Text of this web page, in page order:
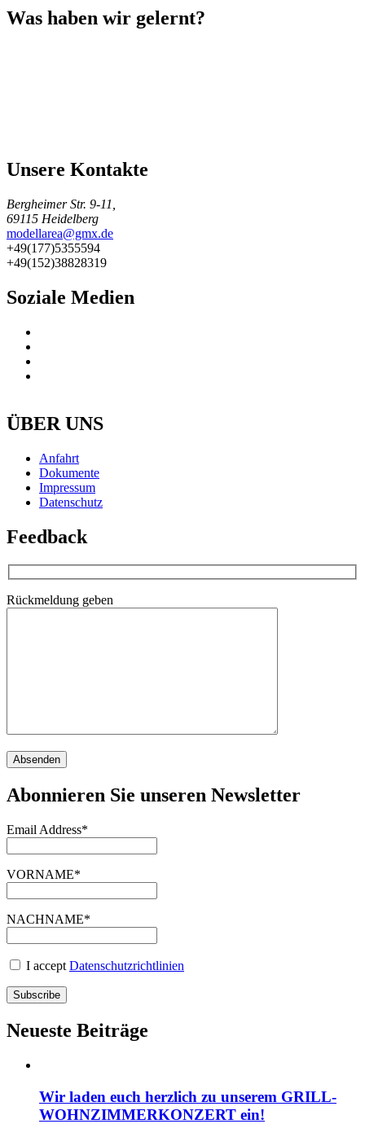
Was haben wir gelernt?
Unsere Kontakte
Bergheimer Str. 9-11,
69115 Heidelberg
modellarea@gmx.de
+49(177)5355594
+49(152)38828319
Soziale Medien
ÜBER UNS
Anfahrt
Dokumente
Impressum
Datenschutz
Feedback
Rückmeldung geben
Abonnieren Sie unseren Newsletter
Email Address*
VORNAME*
NACHNAME*
I accept Datenschutzrichtlinien
Neueste Beiträge
Wir laden euch herzlich zu unserem GRILL-
WOHNZIMMERKONZERT ein!